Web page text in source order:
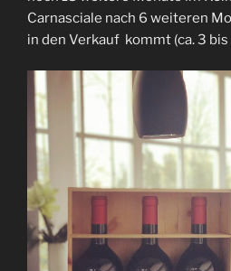
Carnasciale nach 6 weiteren
in den Verkauf kommt (ca. 3